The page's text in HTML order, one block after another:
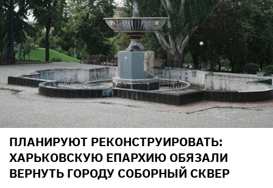
ПЛАНИРУЮТ РЕКОНСТРУИРОВАТЬ:
ХАРЬКОВСКУЮ ЕПАРХИЮ ОБЯЗАЛИ
ВЕРНУТЬ ГОРОДУ СОБОРНЫЙ СКВЕР